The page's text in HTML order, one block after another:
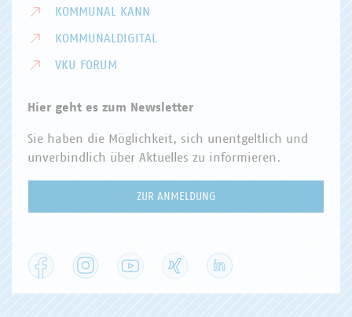
KOMMUNAL KANN
KOMMUNALDIGITAL
VKU FORUM
Hier geht es zum Newsletter
Sie haben die Möglichkeit, sich unentgeltlich und
unverbindlich über Aktuelles zu informieren.
ZUR ANMELDUNG
Facebook Instagram YouTube